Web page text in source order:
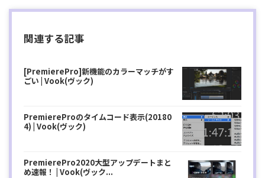
関連する記事
[PremierePro]新機能のカラーマッチがす
ごい | Vook(ヴック)
PremiereProのタイムコード表示(20180
4) | Vook(ヴック)
PremierePro2020大型アップデートまと
め速報！ | Vook(ヴック...